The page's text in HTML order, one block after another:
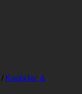
/ Καρέκλες &